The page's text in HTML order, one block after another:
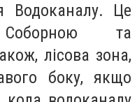
Водоканалу. Це
та
лісова зона,
боку, якщо